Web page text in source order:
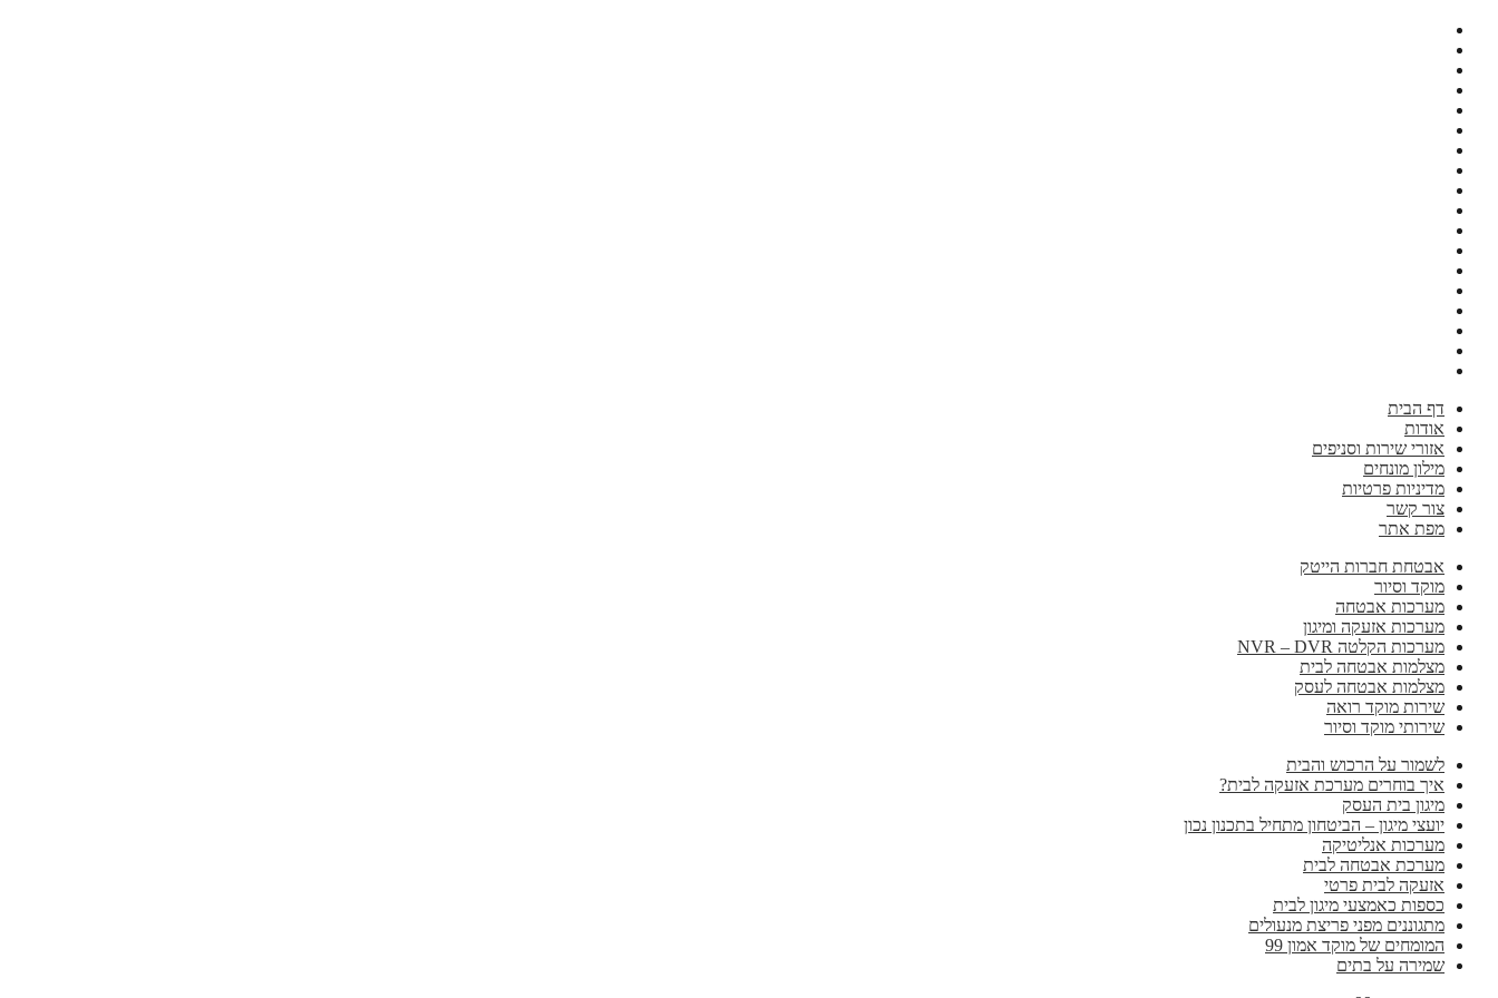
דף הבית
אודות
אזורי שירות וסניפים
מילון מונחים
מדיניות פרטיות
צור קשר
מפת אתר
אבטחת חברות הייטק
מוקד וסיור
מערכות אבטחה
מערכות אזעקה ומיגון
מערכות הקלטה NVR – DVR
מצלמות אבטחה לבית
מצלמות אבטחה לעסק
שירות מוקד רואה
שירותי מוקד וסיור
לשמור על הרכוש והבית
איך בוחרים מערכת אזעקה לבית?
מיגון בית העסק
יועצי מיגון – הביטחון מתחיל בתכנון נכון
מערכות אנליטיקה
מערכת אבטחה לבית
אזעקה לבית פרטי
כספות כאמצעי מיגון לבית
מתגוננים מפני פריצת מנעולים
המומחים של מוקד אמון 99
שמירה על בתים